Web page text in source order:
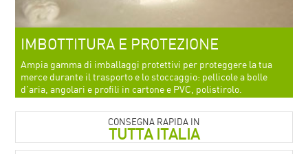
IMBOTTITURA E PROTEZIONE
Ampia gamma di imballaggi protettivi per proteggere la tua
merce durante il trasporto e lo stoccaggio: pellicole a bolle
d'aria, angolari e profili in cartone e PVC, polistirolo.
CONSEGNA RAPIDA IN
TUTTA ITALIA